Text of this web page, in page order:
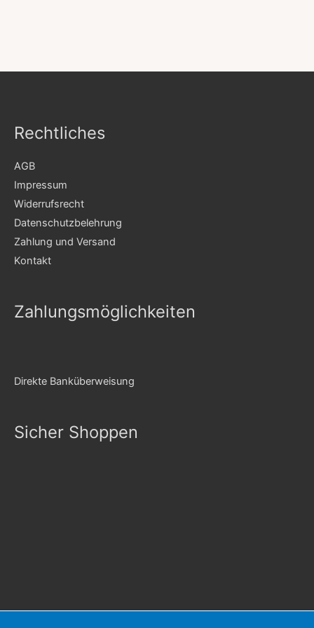
Rechtliches
AGB
Impressum
Widerrufsrecht
Datenschutzbelehrung
Zahlung und Versand
Kontakt
Zahlungsmöglichkeiten
Direkte Banküberweisung
Sicher Shoppen